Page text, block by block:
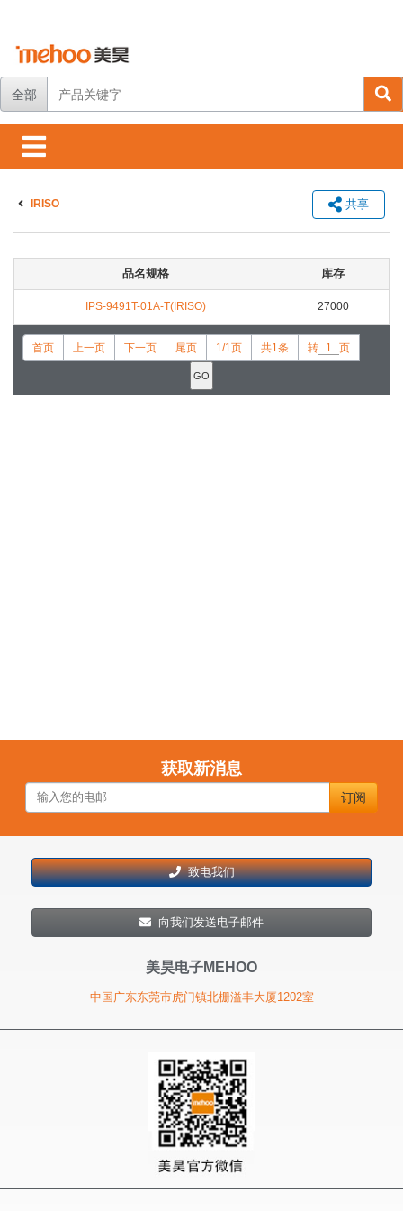
全部
IRISO 共享
品名规格 库存
IPS-9491T-01A-T(IRISO) 27000
首页 上一页 下一页 尾页 1/1页 共1条 转 页
获取新消息
订阅
致电我们
向我们发送电子邮件
美昊电子MEHOO
中国广东东莞市虎门镇北栅溢丰大厦1202室